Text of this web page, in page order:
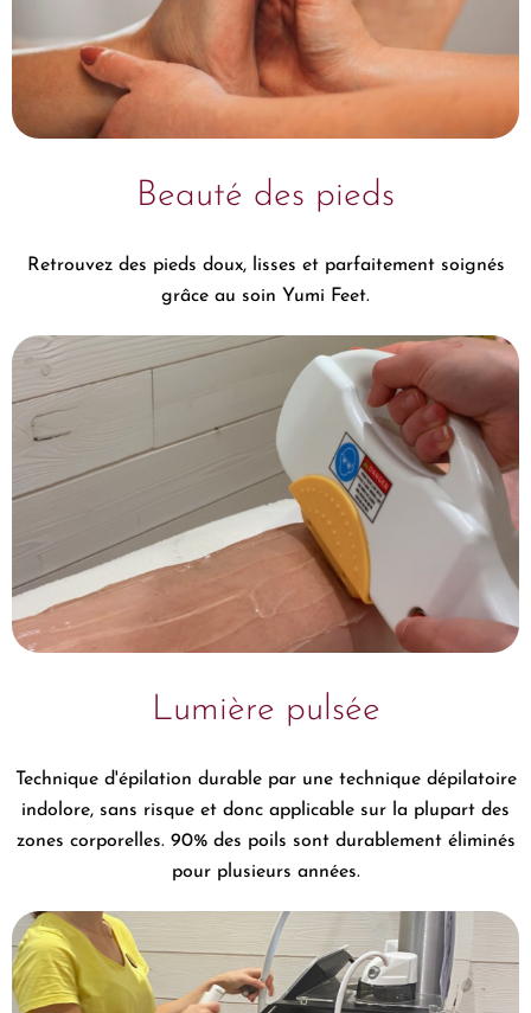
Beauté des pieds
Retrouvez des pieds doux, lisses et parfaitement soignés
grâce au soin Yumi Feet.
Lumière pulsée
Technique d'épilation durable par une technique dépilatoire
indolore, sans risque et donc applicable sur la plupart des
zones corporelles. 90% des poils sont durablement éliminés
pour plusieurs années.